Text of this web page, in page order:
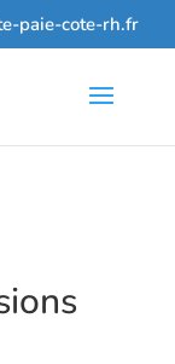
paie-cote-rh.fr